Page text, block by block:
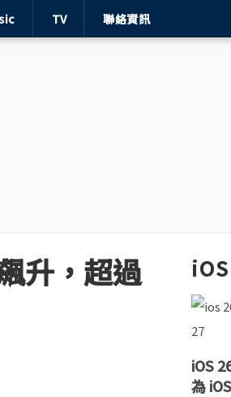
TV 聯絡資訊
升，超過
iOS
為